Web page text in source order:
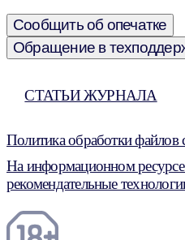
Сообщить об опечатке
Обращение в
СТАТЬИ ЖУРНАЛА
Политика обработки файлов
На информационном
рекомендательные